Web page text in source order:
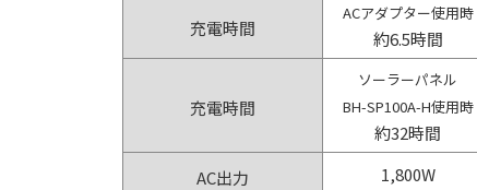
充電時間
ACアダプター使用時
約6.5時間
充電時間
ソーラーパネル
BH-SP100A-H使用時
約32時間
AC出力
1,800W